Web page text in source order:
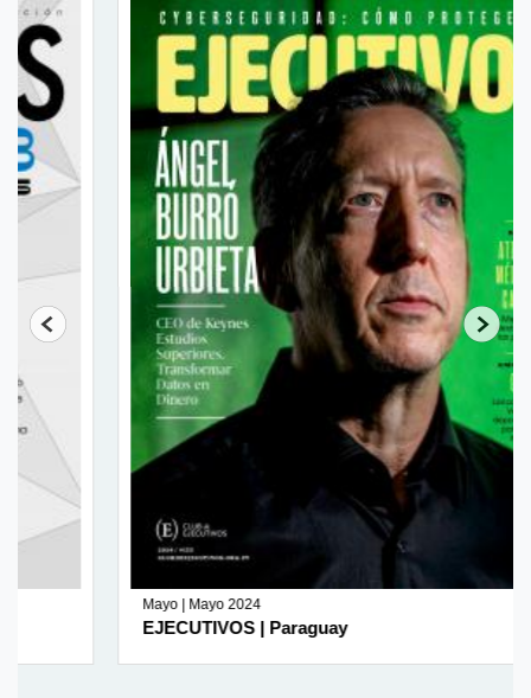
Mayo | Mayo 2024
EJECUTIVOS | Paraguay